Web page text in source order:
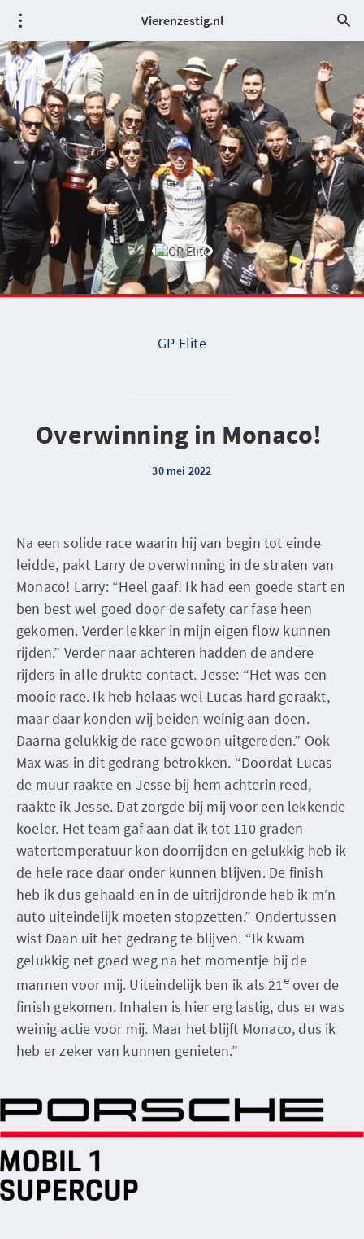
Vierenzestig.nl
GP Elite
Overwinning in Monaco!
30 mei 2022
Na een solide race waarin hij van begin tot einde
leidde, pakt Larry de overwinning in de straten van
Monaco! Larry: “Heel gaaf! Ik had een goede start en
ben best wel goed door de safety car fase heen
gekomen. Verder lekker in mijn eigen flow kunnen
rijden.” Verder naar achteren hadden de andere
rijders in alle drukte contact. Jesse: “Het was een
mooie race. Ik heb helaas wel Lucas hard geraakt,
maar daar konden wij beiden weinig aan doen.
Daarna gelukkig de race gewoon uitgereden.” Ook
Max was in dit gedrang betrokken. “Doordat Lucas
de muur raakte en Jesse bij hem achterin reed,
raakte ik Jesse. Dat zorgde bij mij voor een lekkende
koeler. Het team gaf aan dat ik tot 110 graden
watertemperatuur kon doorrijden en gelukkig heb ik
de hele race daar onder kunnen blijven. De finish
heb ik dus gehaald en in de uitrijdronde heb ik m’n
auto uiteindelijk moeten stopzetten.” Ondertussen
wist Daan uit het gedrang te blijven. “Ik kwam
gelukkig net goed weg na het momentje bij de
mannen voor mij. Uiteindelijk ben ik als 21eover de
finish gekomen. Inhalen is hier erg lastig, dus er was
weinig actie voor mij. Maar het blijft Monaco, dus ik
heb er zeker van kunnen genieten.”